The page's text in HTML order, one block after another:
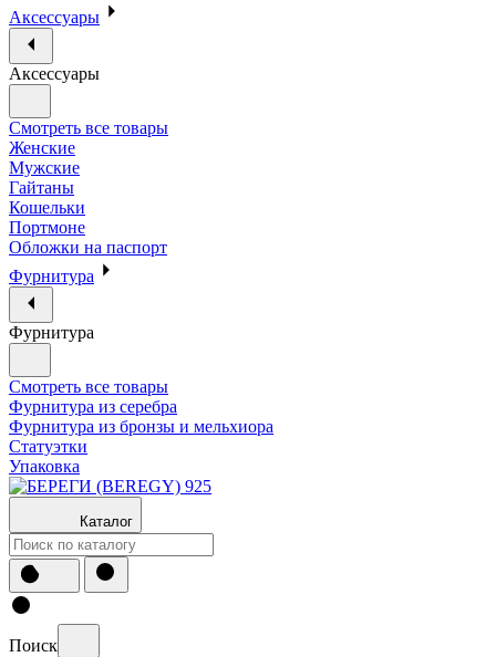
Аксессуары
Аксессуары
Смотреть все товары
Женские
Мужские
Гайтаны
Кошельки
Портмоне
Обложки на паспорт
Фурнитура
Фурнитура
Смотреть все товары
Фурнитура из серебра
Фурнитура из бронзы и мельхиора
Статуэтки
Упаковка
Каталог
Поиск